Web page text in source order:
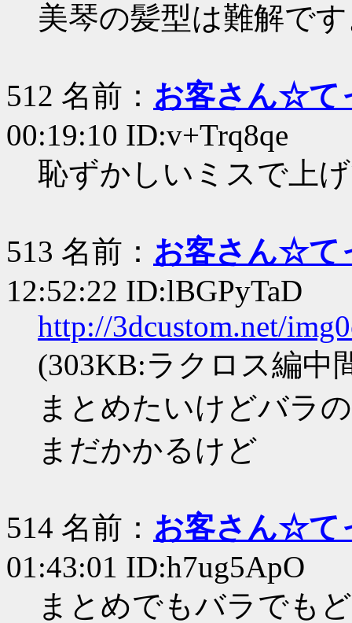
美琴の髪型は難解で
512 名前： お客さん☆て
00:19:10 ID:v+Trq8qe
恥ずかしいミスで上
513 名前： お客さん☆て
12:52:22 ID:lBGPyTaD
http://3dcustom.net/
(303KB:ラクロス編中
まとめたいけどバラ
まだかかるけど
514 名前： お客さん☆て
01:43:01 ID:h7ug5ApO
まとめでもバラでも